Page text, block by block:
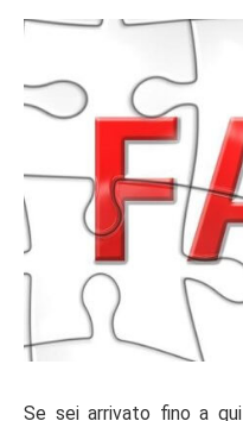
Se sei arrivato fino a